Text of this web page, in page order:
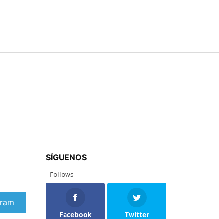
SÍGUENOS
Follows
Facebook
Twitter